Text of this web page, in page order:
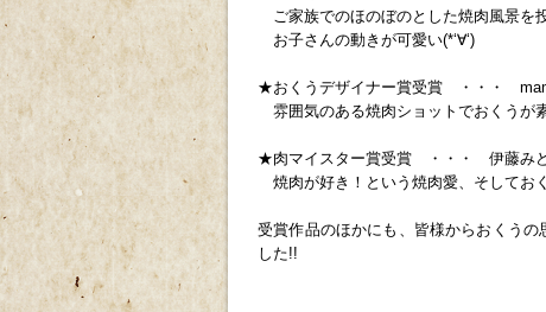
ご家族でのほのぼのとした焼肉風景を
お子さんの動きが可愛い(*‘∀‘)
★おくうデザイナー賞受賞 ・・・
雰囲気のある焼肉ショットでおくうが
★肉マイスター賞受賞 ・・・ 伊藤み
焼肉が好き！という焼肉愛、そしてお
受賞作品のほかにも、皆様からおくう
した!!